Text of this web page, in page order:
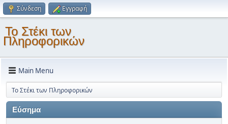
Σύνδεση Εγγραφή
Το Στέκι των
Πληροφορικών
Main Menu
Το Στέκι των Πληροφορικών
Εύσημα